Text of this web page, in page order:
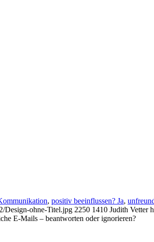
, positiv beeinflussen? Ja,
Design-ohne-Titel.jpg 2250 1410 Judith Vetter
E-Mails – beantworten oder ignorieren?